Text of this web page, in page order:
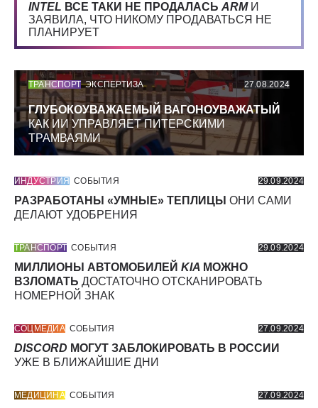
INTEL ВСЕ ТАКИ НЕ ПРОДАЛАСЬ ARMИ
ЗАЯВИЛА, ЧТО НИКОМУ ПРОДАВАТЬСЯ НЕ
ПЛАНИРУЕТ
ТРАНСПОРТ ЭКСПЕРТИЗА 27.08.2024
ГЛУБОКОУВАЖАЕМЫЙ ВАГОНОУВАЖАТЫЙ
КАК ИИ УПРАВЛЯЕТ ПИТЕРСКИМИ
ТРАМВАЯМИ
ИНДУСТРИЯ СОБЫТИЯ 29.09.2024
РАЗРАБОТАНЫ «УМНЫЕ» ТЕПЛИЦЫ ОНИ САМИ
ДЕЛАЮТ УДОБРЕНИЯ
ТРАНСПОРТ СОБЫТИЯ 29.09.2024
МИЛЛИОНЫ АВТОМОБИЛЕЙ KIA МОЖНО
ВЗЛОМАТЬ ДОСТАТОЧНО ОТСКАНИРОВАТЬ
НОМЕРНОЙ ЗНАК
СОЦМЕДИА СОБЫТИЯ 27.09.2024
DISCORD МОГУТ ЗАБЛОКИРОВАТЬ В РОССИИ
УЖЕ В БЛИЖАЙШИЕ ДНИ
МЕДИЦИНА СОБЫТИЯ 27.09.2024